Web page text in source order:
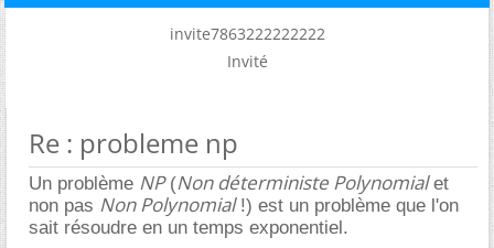
invite7863222222222
Invité
Re : probleme np
Un problème NP(Non déterministe Polynomialet
non pas Non Polynomial!) est un problème que l'on
sait résoudre en un temps exponentiel.